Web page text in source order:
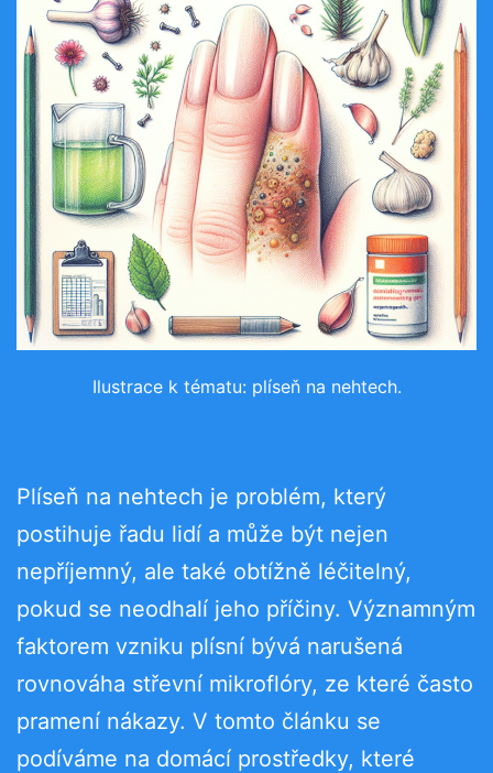
Ilustrace k tématu: plíseň na nehtech.
Plíseň na nehtech je problém, který
postihuje řadu lidí a může být nejen
nepříjemný, ale také obtížně léčitelný,
pokud se neodhalí jeho příčiny. Významným
faktorem vzniku plísní bývá narušená
rovnováha střevní mikroflóry, ze které často
pramení nákazy. V tomto článku se
podíváme na domácí prostředky, které